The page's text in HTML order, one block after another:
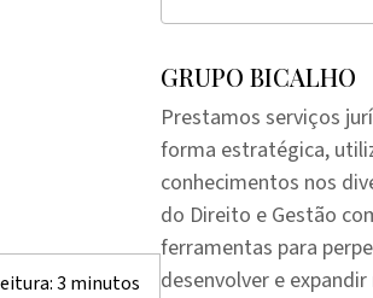
3 minutos
GRUPO BICALHO
Prestamos serviços
forma estratégica,
conhecimentos nos
do Direito e Gestão
ferramentas para
desenvolver e